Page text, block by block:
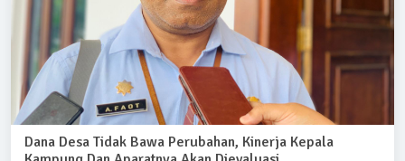
Dana Desa Tidak Bawa Perubahan, Kinerja Kepala